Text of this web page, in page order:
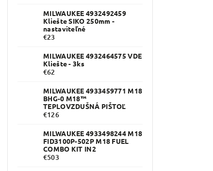
MILWAUKEE 4932492459
Kliešte SIKO 250mm -
nastaviteľné
€23
MILWAUKEE 4932464575 VDE
Kliešte - 3ks
€62
MILWAUKEE 4933459771 M18
BHG-0 M18™
TEPLOVZDUŠNÁ PIŠTOĽ
€126
MILWAUKEE 4933498244 M18
FID3100P-502P M18 FUEL
COMBO KIT IN2
€503